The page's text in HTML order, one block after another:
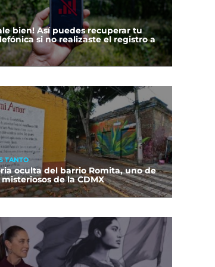
bien! Así puedes recuperar tu
si no realizaste el registro a
TANTO
oculta del barrio Romita, uno de
de la CDMX